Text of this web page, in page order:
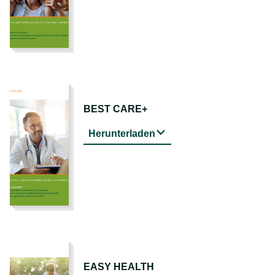
BEST CARE+
Herunterladen
EASY HEALTH